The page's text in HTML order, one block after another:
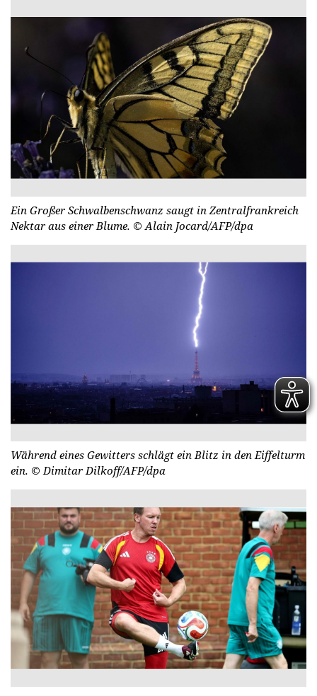
Ein Großer Schwalbenschwanz saugt in Zentralfrankreich
Nektar aus einer Blume. © Alain Jocard/AFP/dpa
Während eines Gewitters schlägt ein Blitz in den Eiffelturm
ein. © Dimitar Dilkoff/AFP/dpa